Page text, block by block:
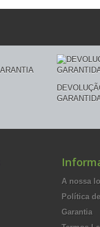
A nossa
Política
Garantia